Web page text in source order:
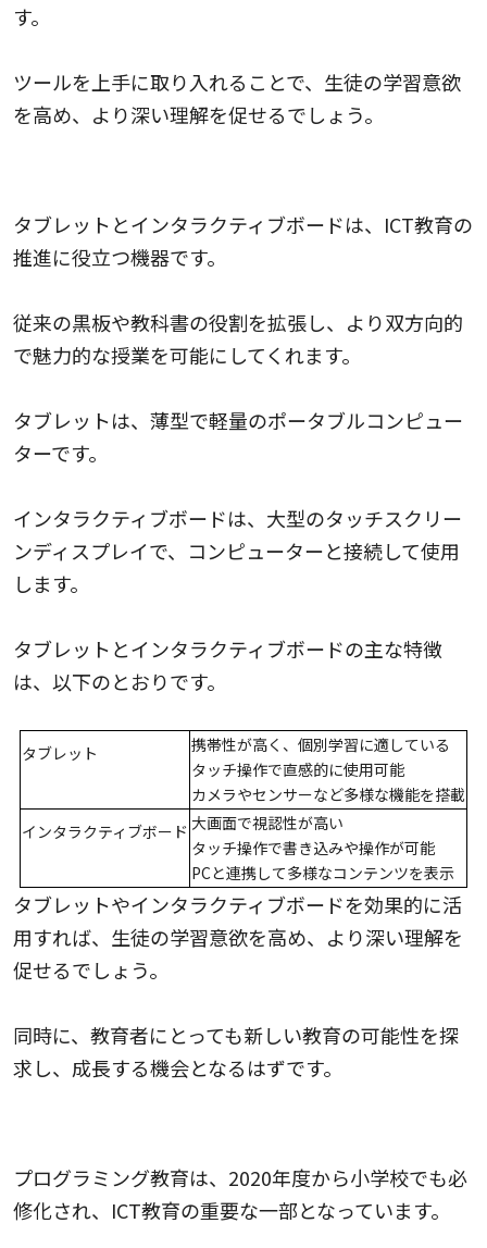
す。
ツールを上手に取り入れることで、生徒の学習意欲
を高め、より深い理解を促せるでしょう。
タブレットとインタラクティブボードは、ICT教育の
推進に役立つ機器です。
従来の黒板や教科書の役割を拡張し、より双方向的
で魅力的な授業を可能にしてくれます。
タブレットは、薄型で軽量のポータブルコンピュー
ターです。
インタラクティブボードは、大型のタッチスクリー
ンディスプレイで、コンピューターと接続して使用
します。
タブレットとインタラクティブボードの主な特徴
は、以下のとおりです。
タブレット
携帯性が高く、個別学習に適している
タッチ操作で直感的に使用可能
カメラやセンサーなど多様な機能を搭載
インタラクティブボード 大画面で視認性が高い
タッチ操作で書き込みや操作が可能
PCと連携して多様なコンテンツを表示
タブレットやインタラクティブボードを効果的に活
用すれば、生徒の学習意欲を高め、より深い理解を
促せるでしょう。
同時に、教育者にとっても新しい教育の可能性を探
求し、成長する機会となるはずです。
プログラミング教育は、2020年度から小学校でも必
修化され、ICT教育の重要な一部となっています。